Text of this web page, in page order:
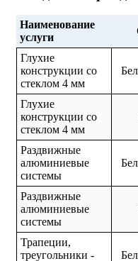
Наименование
услуги
Глухие
конструкции со
стеклом 4 мм
Глухие
конструкции со
стеклом 4 мм
Раздвижные
алюминиевые
системы
Раздвижные
алюминиевые
системы
Трапеции,
треугольники -